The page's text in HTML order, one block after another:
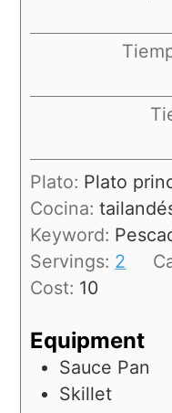
Plato: Plato
Cocina:
Keyword:
Servings: 2
Cost: 10
Equipment
Sauce Pan
Skillet